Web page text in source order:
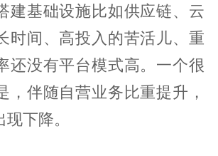
建基础设施比如供应链、云
时间、高投入的苦活儿、重
还没有平台模式高。一个很
，伴随自营业务比重提升，
下降。